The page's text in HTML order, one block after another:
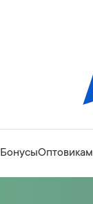
БонусыОптовикам